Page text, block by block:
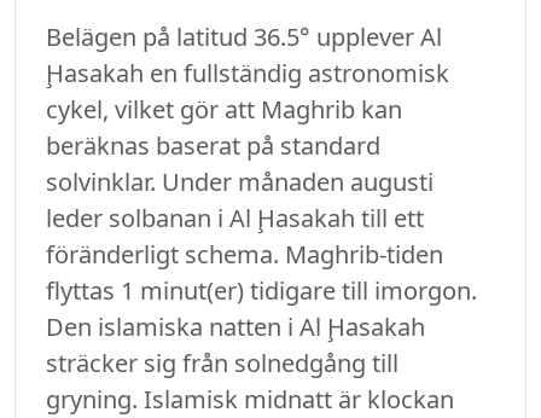
Belägen på latitud 36.5° upplever Al
Ḩasakah en fullständig astronomisk
cykel, vilket gör att Maghrib kan
beräknas baserat på standard
solvinklar. Under månaden augusti
leder solbanan i Al Ḩasakah till ett
föränderligt schema. Maghrib-tiden
flyttas 1 minut(er) tidigare till imorgon.
Den islamiska natten i Al Ḩasakah
sträcker sig från solnedgång till
gryning. Islamisk midnatt är klockan